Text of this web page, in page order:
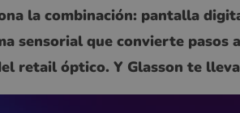
la combinación: pantalla
sensorial que convierte pasos
retail óptico. Y Glasson te